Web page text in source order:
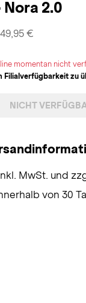
Nora 2.0
€
momentan nicht
Filialverfügbarkeit zu
NICHT
MwSt. und
von 30